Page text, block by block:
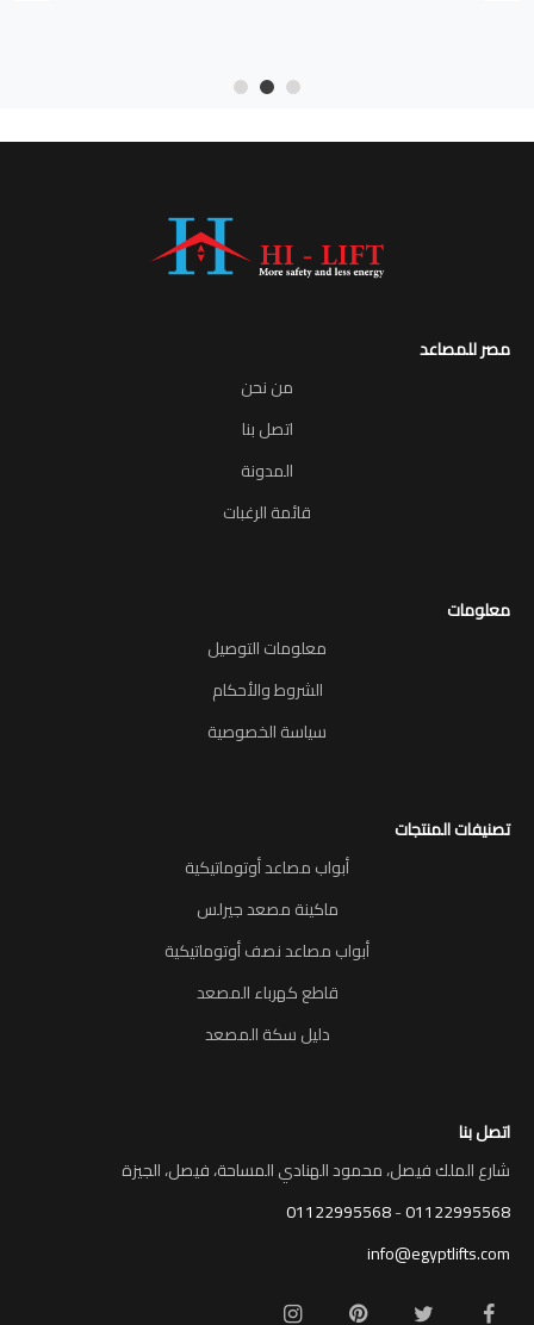
مصر للمصاعد
من نحن
اتصل بنا
المدونة
قائمة الرغبات
معلومات
معلومات التوصيل
الشروط والأحكام
سياسة الخصوصية
تصنيفات المنتجات
أبواب مصاعد أوتوماتيكية
ماكينة مصعد جيرلس
أبواب مصاعد نصف أوتوماتيكية
قاطع كهرباء المصعد
دليل سكة المصعد
اتصل بنا
شارع الملك فيصل، محمود الهنادي المساحة، فيصل، الجيزة
01122995568
-
01122995568
info@egyptlifts.com